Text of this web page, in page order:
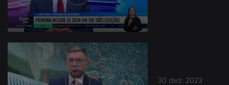
30 dez. 2023